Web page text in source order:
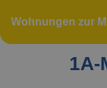
Wohnungen zur
1A-